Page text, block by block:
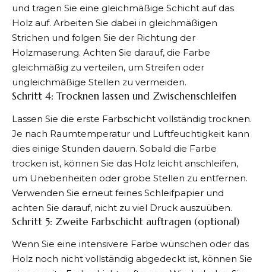
und tragen Sie eine gleichmäßige Schicht auf das
Holz auf. Arbeiten Sie dabei in gleichmäßigen
Strichen und folgen Sie der Richtung der
Holzmaserung. Achten Sie darauf, die Farbe
gleichmäßig zu verteilen, um Streifen oder
ungleichmäßige Stellen zu vermeiden.
Schritt 4: Trocknen lassen und Zwischenschleifen
Lassen Sie die erste Farbschicht vollständig trocknen.
Je nach Raumtemperatur und Luftfeuchtigkeit kann
dies einige Stunden dauern. Sobald die Farbe
trocken ist, können Sie das Holz leicht anschleifen,
um Unebenheiten oder grobe Stellen zu entfernen.
Verwenden Sie erneut feines Schleifpapier und
achten Sie darauf, nicht zu viel Druck auszuüben.
Schritt 5: Zweite Farbschicht auftragen (optional)
Wenn Sie eine intensivere Farbe wünschen oder das
Holz noch nicht vollständig abgedeckt ist, können Sie